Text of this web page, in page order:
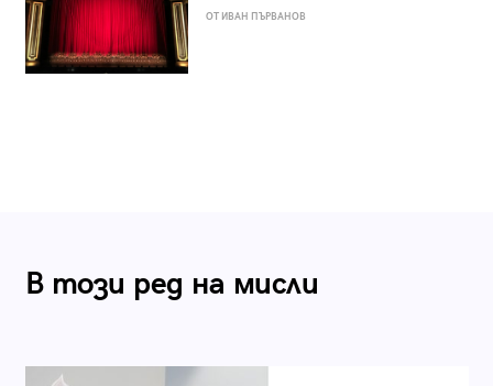
ОТ ИВАН ПЪРВАНОВ
В този ред на мисли